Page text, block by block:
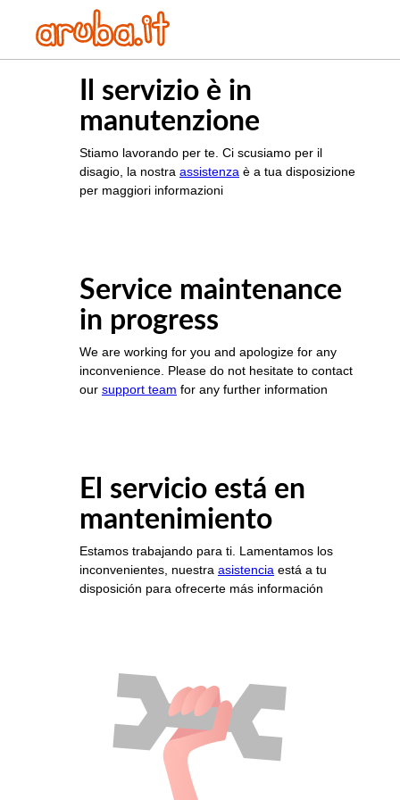
Il servizio è in
manutenzione
Stiamo lavorando per te. Ci scusiamo per il
disagio, la nostra assistenza è a tua disposizione
per maggiori informazioni
Service maintenance
in progress
We are working for you and apologize for any
inconvenience. Please do not hesitate to contact
our support team for any further information
El servicio está en
mantenimiento
Estamos trabajando para ti. Lamentamos los
inconvenientes, nuestra asistencia está a tu
disposición para ofrecerte más información